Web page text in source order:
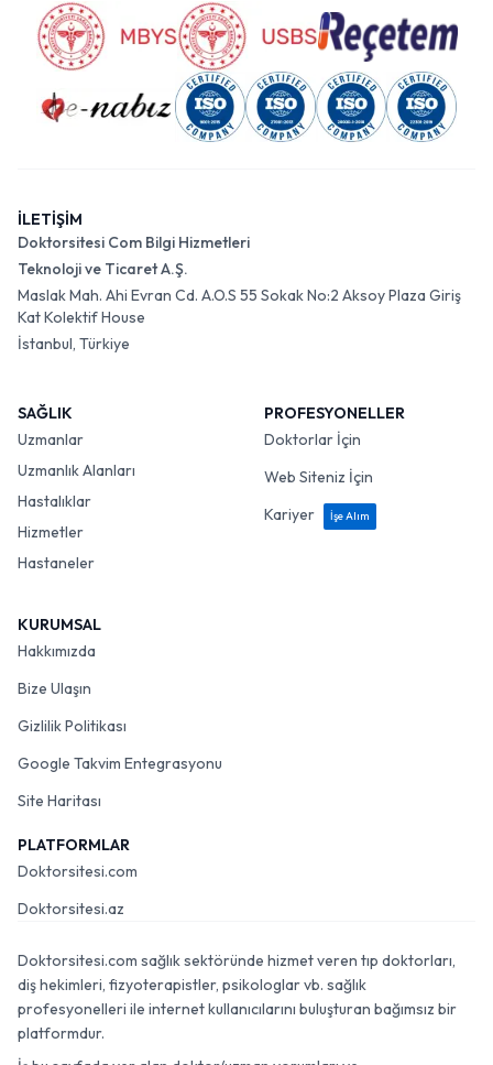
İLETİŞİM
Doktorsitesi Com Bilgi Hizmetleri
Teknoloji ve Ticaret A.Ş.
Maslak Mah. Ahi Evran Cd. A.O.S 55 Sokak No:2 Aksoy Plaza Giriş
Kat Kolektif House
İstanbul, Türkiye
SAĞLIK
Uzmanlar
Uzmanlık Alanları
Hastalıklar
Hizmetler
Hastaneler
PROFESYONELLER
Doktorlar İçin
Web Siteniz İçin
Kariyer
İşe Alım
KURUMSAL
Hakkımızda
Bize Ulaşın
Gizlilik Politikası
Google Takvim Entegrasyonu
Site Haritası
PLATFORMLAR
Doktorsitesi.com
Doktorsitesi.az
Doktorsitesi.com sağlık sektöründe hizmet veren tıp doktorları,
diş hekimleri, fizyoterapistler, psikologlar vb. sağlık
profesyonelleri ile internet kullanıcılarını buluşturan bağımsız bir
platformdur.